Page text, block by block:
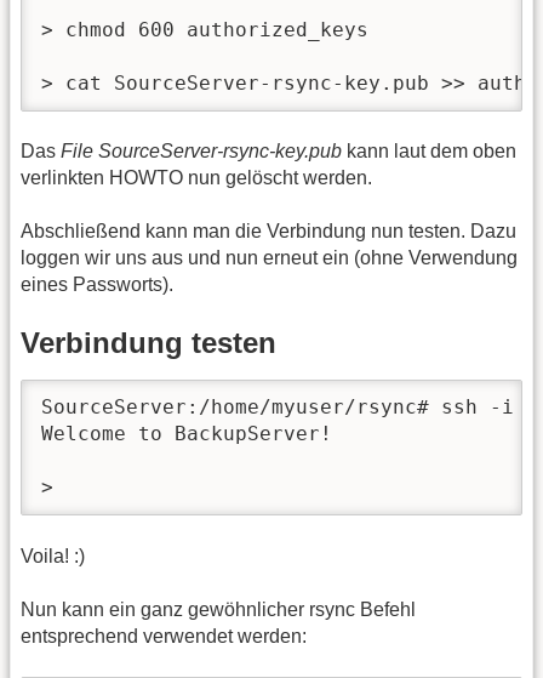
> chmod 600 authorized_keys
> cat SourceServer-rsync-key.pub >>
Das File SourceServer-rsync-key.pub kann laut dem oben
verlinkten HOWTO nun gelöscht werden.
Abschließend kann man die Verbindung nun testen. Dazu
loggen wir uns aus und nun erneut ein (ohne Verwendung
eines Passworts).
Verbindung testen
SourceServer:/home/myuser/rsync# ssh -i /
Welcome to BackupServer!
>
Voila! :)
Nun kann ein ganz gewöhnlicher rsync Befehl
entsprechend verwendet werden: